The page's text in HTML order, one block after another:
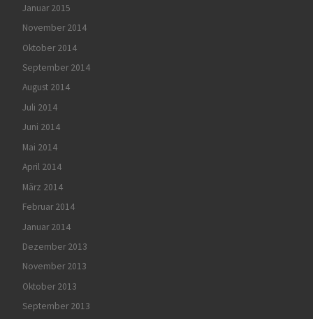
Januar 2015
November 2014
Oktober 2014
September 2014
August 2014
Juli 2014
Juni 2014
Mai 2014
April 2014
März 2014
Februar 2014
Januar 2014
Dezember 2013
November 2013
Oktober 2013
September 2013